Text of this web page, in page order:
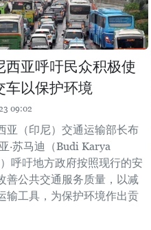
西亚呼吁民众积极使
车以保护环境
09:02
亚（印尼）交通运输部长布
·苏马迪（Budi Karya
呼吁地方政府按照现行的安
善公共交通服务质量，以减
输工具，为保护环境作出贡